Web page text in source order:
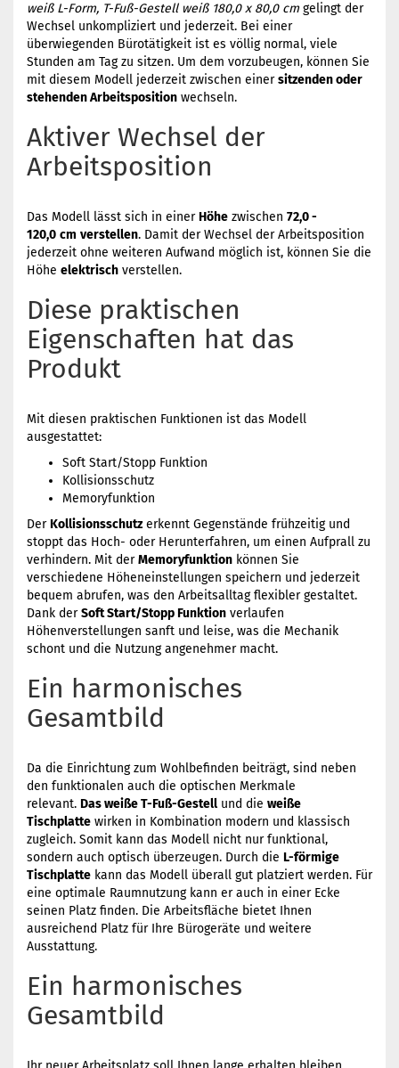
weiß L-Form, T-Fuß-Gestell weiß 180,0 x 80,0 cm gelingt der
Wechsel unkompliziert und jederzeit. Bei einer
überwiegenden Bürotätigkeit ist es völlig normal, viele
Stunden am Tag zu sitzen. Um dem vorzubeugen, können Sie
mit diesem Modell jederzeit zwischen einersitzenden oder
stehenden Arbeitsposition wechseln.
Aktiver Wechsel der
Arbeitsposition
Das Modell lässt sich in einerHöhe zwischen 72,0 -
120,0 cm verstellen. Damit der Wechsel der Arbeitsposition
jederzeit ohne weiteren Aufwand möglich ist, können Sie die
Höhe elektrisch verstellen.
Diese praktischen
Eigenschaften hat das
Produkt
Mit diesen praktischen Funktionen ist das Modell
ausgestattet:
Soft Start/Stopp Funktion
Kollisionsschutz
Memoryfunktion
DerKollisionsschutzerkennt Gegenstände frühzeitig und
stoppt das Hoch- oder Herunterfahren, um einen Aufprall zu
verhindern. Mit derMemoryfunktion können Sie
verschiedene Höheneinstellungen speichern und jederzeit
bequem abrufen, was den Arbeitsalltag flexibler gestaltet.
Dank derSoft Start/Stopp Funktion verlaufen
Höhenverstellungen sanft und leise, was die Mechanik
schont und die Nutzung angenehmer macht.
Ein harmonisches
Gesamtbild
Da die Einrichtung zum Wohlbefinden beiträgt, sind neben
den funktionalen auch die optischen Merkmale
relevant. Das weiße T-Fuß-Gestell und die weiße
Tischplatte wirken in Kombination modern und klassisch
zugleich. Somit kann das Modell nicht nur funktional,
sondern auch optisch überzeugen. Durch die L-förmige
Tischplatte kann das Modell überall gut platziert werden. Für
eine optimale Raumnutzung kann er auch in einer Ecke
seinen Platz finden. Die Arbeitsfläche bietet Ihnen
ausreichend Platz für Ihre Bürogeräte und weitere
Ausstattung.
Ein harmonisches
Gesamtbild